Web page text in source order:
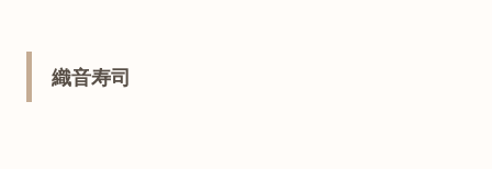
織音寿司